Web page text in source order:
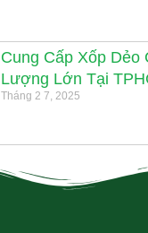
Cung Cấp Xốp Dẻo
Lượng Lớn Tại
Tháng 2 7, 2025